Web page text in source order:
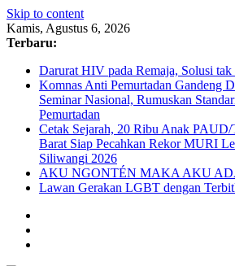
Skip to content
Kamis, Agustus 6, 2026
Terbaru:
Darurat HIV pada Remaja, Solusi
Komnas Anti Pemurtadan Gandeng
Seminar Nasional, Rumuskan
Pemurtadan
Cetak Sejarah, 20 Ribu Anak
Barat Siap Pecahkan Rekor MURI
Siliwangi 2026
AKU NGONTÉN MAKA AKU
Lawan Gerakan LGBT dengan